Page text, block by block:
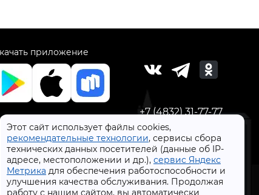
Этот сайт использует файлы cookies,
рекомендательные технологии, сервисы сбора
технических данных посетителей (данные об IP-
адресе, местоположении и др.), сервис Яндекс
Метрика для обеспечения работоспособности и
улучшения качества обслуживания. Продолжая
работу с нашим сайтом, вы автоматически
приложение
+7 (4832) 31-77-77